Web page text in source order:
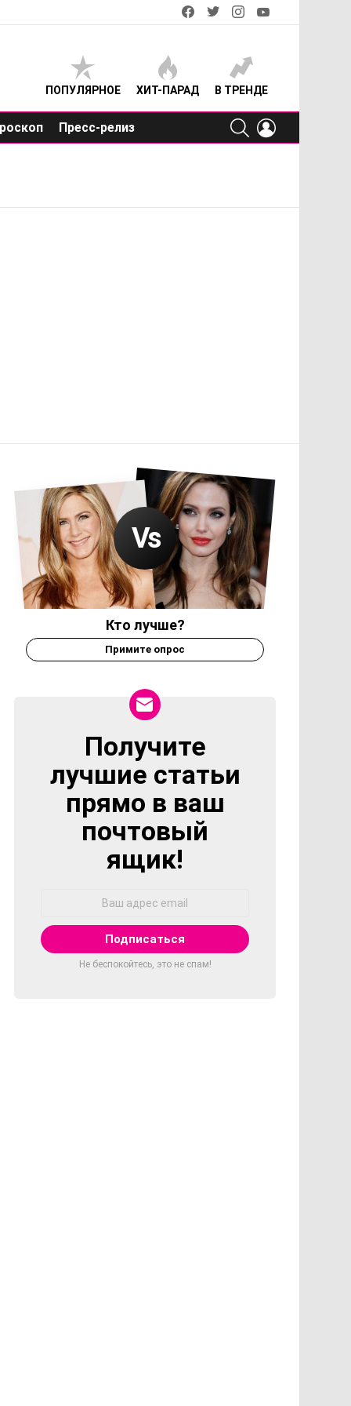
facebooktwitterinstagram
ПОПУЛЯРНОЕ ХИТ-ПАРАД В ТРЕНДЕ
Пресс-релиз
SEARCH
Кто лучше?
Примите опрос
NEWSLETTER
Получите
лучшие статьи
прямо в ваш
почтовый
ящик!
Не беспокойтесь, это не спам!